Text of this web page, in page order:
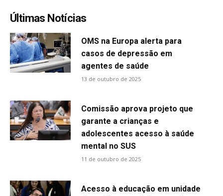
Últimas Notícias
OMS na Europa alerta para
casos de depressão em
agentes de saúde
13 de outubro de 2025
Comissão aprova projeto que
garante a crianças e
adolescentes acesso à saúde
mental no SUS
11 de outubro de 2025
Acesso à educação em unidade